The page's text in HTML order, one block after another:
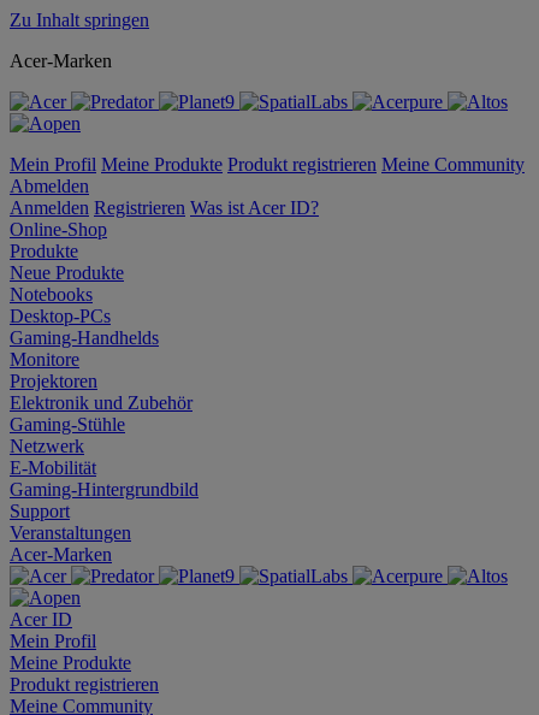
Zu Inhalt springen
Acer-Marken
Mein Profil Meine Produkte Produkt registrieren Meine Community
Abmelden
Anmelden Registrieren Was ist Acer ID?
Online-Shop
Produkte
Neue Produkte
Notebooks
Desktop-PCs
Gaming-Handhelds
Monitore
Projektoren
Elektronik und Zubehör
Gaming-Stühle
Netzwerk
E-Mobilität
Gaming-Hintergrundbild
Support
Veranstaltungen
Acer-Marken
Acer ID
Mein Profil
Meine Produkte
Produkt registrieren
Meine Community